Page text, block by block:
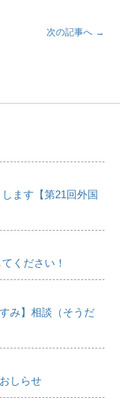
次の記事へ →
ます【第21回外国
ください！
み】相談（そうだ
しらせ